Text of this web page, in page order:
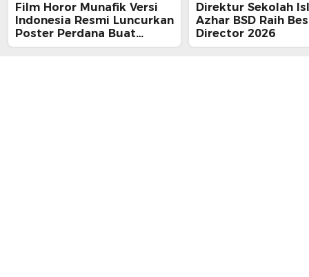
Film Horor Munafik Versi
Indonesia Resmi Luncurkan
Poster Perdana Buat
Kesan Spiritual Religi
Direktur Sekolah
Azhar BSD Raih
Director 2026